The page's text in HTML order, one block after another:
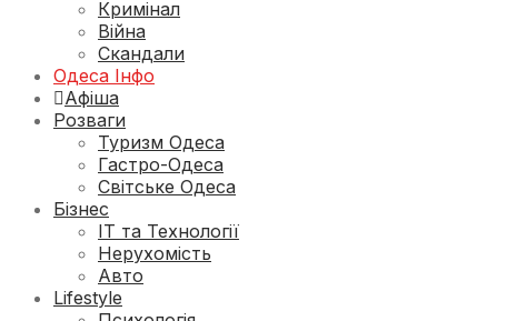
Кримінал
Війна
Скандали
Одеса Інфо
Афіша
Розваги
Туризм Одеса
Гастро-Одеса
Світське Одеса
Бізнес
ІТ та Технології
Нерухомість
Авто
Lifestyle